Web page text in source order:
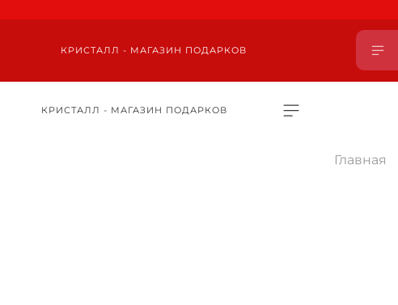
КРИСТАЛЛ - МАГАЗИН ПОДАРКОВ
КРИСТАЛЛ - МАГАЗИН ПОДАРКОВ
Главная